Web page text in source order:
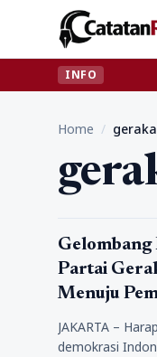
INFO
Home /
Politik
Partai
Menuju
JAKARTA –
demokrasi